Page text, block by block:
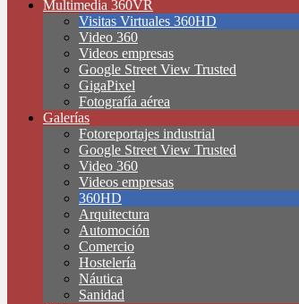
Multimedia 360VR
Visitas Virtuales 360HD
Video 360
Videos empresas
Google Street View Trusted
GigaPixel
Fotografía aérea
Galerías
Fotoreportajes industrial
Google Street View Trusted
Video 360
Videos empresas
360HD
Arquitectura
Automoción
Comercio
Hostelería
Náutica
Sanidad